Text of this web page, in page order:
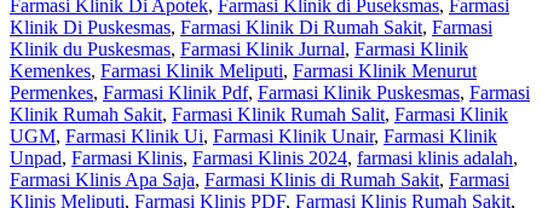
Farmasi Klinik Di Apotek, Farmasi Klinik di Puseksmas, Farmasi
Klinik Di Puskesmas, Farmasi Klinik Di Rumah Sakit, Farmasi
Klinik du Puskesmas, Farmasi Klinik Jurnal, Farmasi Klinik
Kemenkes, Farmasi Klinik Meliputi, Farmasi Klinik Menurut
Permenkes, Farmasi Klinik Pdf, Farmasi Klinik Puskesmas, Farmasi
Klinik Rumah Sakit, Farmasi Klinik Rumah Salit, Farmasi Klinik
UGM, Farmasi Klinik Ui, Farmasi Klinik Unair, Farmasi Klinik
Unpad, Farmasi Klinis, Farmasi Klinis 2024, farmasi klinis adalah,
Farmasi Klinis Apa Saja, Farmasi Klinis di Rumah Sakit, Farmasi
Klinis Meliputi, Farmasi Klinis PDF, Farmasi Klinis Rumah Sakit,